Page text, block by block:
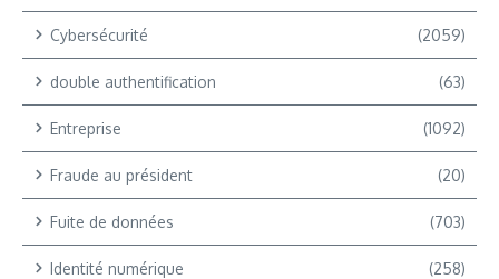
Cybersécurité (2059)
double authentification (63)
Entreprise (1092)
Fraude au président (20)
Fuite de données (703)
Identité numérique (258)